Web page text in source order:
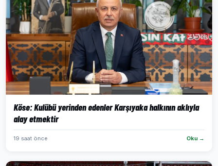
Köse: Kulübü yerinden edenler Karşıyaka halkının aklıyla
alay etmektir
19 saat önce Oku →